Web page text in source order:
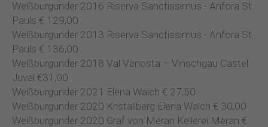
Weißburgunder 2016 Riserva Sanctissimus - Anfora St.
Pauls € 129,00
Weißburgunder 2013 Riserva Sanctissimus - Anfora St.
Pauls € 136,00
Weißburgunder 2018 Val Venosta – Vinschgau Castel
Juval €31,00
Weißburgunder 2021 Elena Walch € 27,50
Weißburgunder 2020 Kristallberg Elena Walch € 30,00
Weißburgunder 2020 Graf von Meran Kellerei Meran €